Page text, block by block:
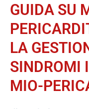
GUIDA SU
LA
SINDROMI
MIO-